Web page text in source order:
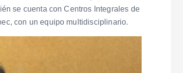
se cuenta con Centros Integrales de
con un equipo multidisciplinario.